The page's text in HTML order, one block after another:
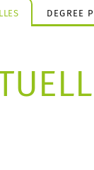
DEGREE